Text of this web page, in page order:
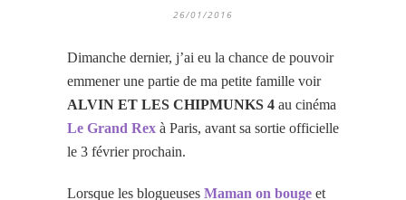
26/01/2016
Dimanche dernier, j’ai eu la chance de pouvoir
emmener une partie de ma petite famille voir
ALVIN ET LES CHIPMUNKS 4 au cinéma
Le Grand Rex à Paris, avant sa sortie officielle
le 3 février prochain.
Lorsque les blogueuses Maman on bouge et